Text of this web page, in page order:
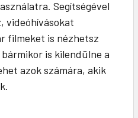
Segítségével
videóhívásokat
filmeket is nézhetsz
is kilendülne a
azok számára, akik